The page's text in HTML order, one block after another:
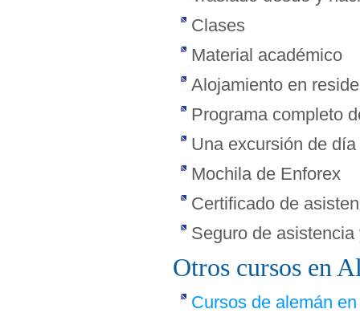
Clases
Material académico
Alojamiento en
Programa completo
Una excursión de
Mochila de Enforex
Certificado de
Seguro de
Otros cursos en
Cursos de alemán